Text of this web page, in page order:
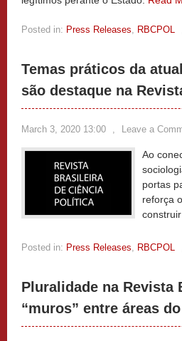
Posted in: Press Releases, RBCPOL
Temas práticos da
são destaque na
March 3, 2020 13:00 , Leave a
Ao
portas
reforça
Posted in: Press Releases, RBCPOL
Pluralidade na Revista
“muros” entre áreas